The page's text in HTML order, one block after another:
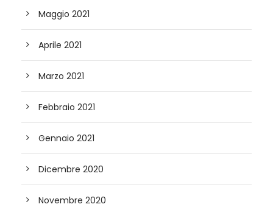
Maggio 2021
Aprile 2021
Marzo 2021
Febbraio 2021
Gennaio 2021
Dicembre 2020
Novembre 2020